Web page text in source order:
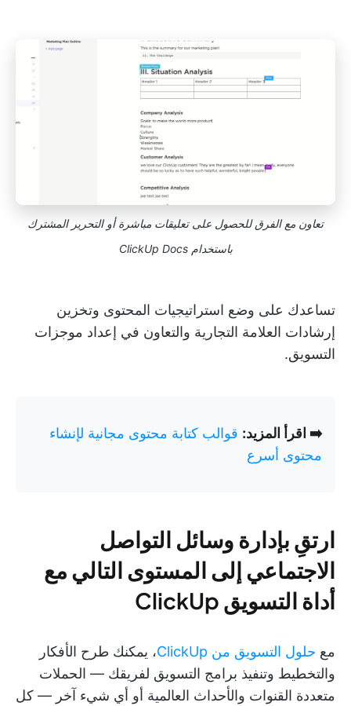
تعاون مع الفرق للحصول على تعليقات مباشرة أو التحرير المشترك
باستخدام ClickUp Docs
تساعدك على وضع استراتيجيات المحتوى وتخزين
إرشادات العلامة التجارية والتعاون في إعداد موجزات
التسويق.
➡️ اقرأ المزيد: قوالب كتابة محتوى مجانية لإنشاء
محتوى أسرع
ارتقِ بإدارة وسائل التواصل
الاجتماعي إلى المستوى التالي مع
أداة التسويق ClickUp
مع حلول التسويق من ClickUp
، يمكنك طرح الأفكار
والتخطيط وتنفيذ برامج التسويق لفريقك — الحملات
متعددة القنوات والأحداث العالمية أو أي شيء آخر — كل